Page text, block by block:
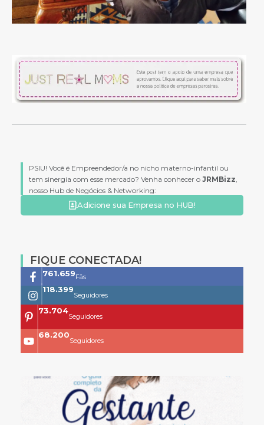
PSIU! Você é Empreendedor/a no nicho materno-infantil ou
tem sinergia com esse mercado? Venha conhecer o JRMBizz
nosso Hub de Negócios & Networking:
Adicione sua Empresa no HUB!
FIQUE CONECTADA!
761.659Fãs
118.399
Seguidores
73.704
Seguidores
68.200
Seguidores